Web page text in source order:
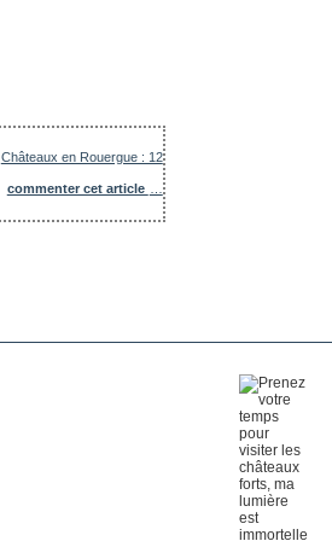
Châteaux en Rouergue : 12
commenter cet article